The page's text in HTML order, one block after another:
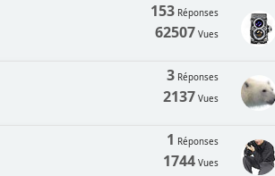
153Réponses
62507 Vues
3Réponses
2137 Vues
1 Réponses
1744Vues